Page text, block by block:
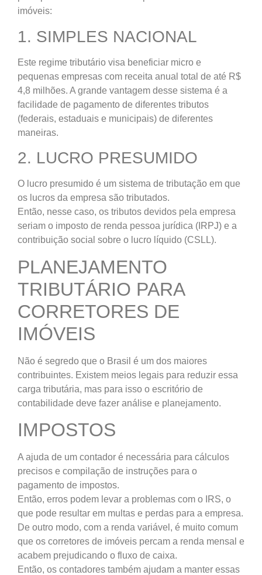
imóveis:
1. SIMPLES NACIONAL
Este regime tributário visa beneficiar micro e
pequenas empresas com receita anual total de até R$
4,8 milhões. A grande vantagem desse sistema é a
facilidade de pagamento de diferentes tributos
(federais, estaduais e municipais) de diferentes
maneiras.
2. LUCRO PRESUMIDO
O lucro presumido é um sistema de tributação em que
os lucros da empresa são tributados.
Então, nesse caso, os tributos devidos pela empresa
seriam o imposto de renda pessoa jurídica (IRPJ) e a
contribuição social sobre o lucro líquido (CSLL).
PLANEJAMENTO
TRIBUTÁRIO PARA
CORRETORES DE
IMÓVEIS
Não é segredo que o Brasil é um dos maiores
contribuintes. Existem meios legais para reduzir essa
carga tributária, mas para isso o escritório de
contabilidade deve fazer análise e planejamento.
IMPOSTOS
A ajuda de um contador é necessária para cálculos
precisos e compilação de instruções para o
pagamento de impostos.
Então, erros podem levar a problemas com o IRS, o
que pode resultar em multas e perdas para a empresa.
De outro modo, com a renda variável, é muito comum
que os corretores de imóveis percam a renda mensal e
acabem prejudicando o fluxo de caixa.
Então, os contadores também ajudam a manter essas